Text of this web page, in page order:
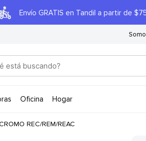
Envío GRATIS en Tandil a partir de
oficina hogar
REC/REM/REAC